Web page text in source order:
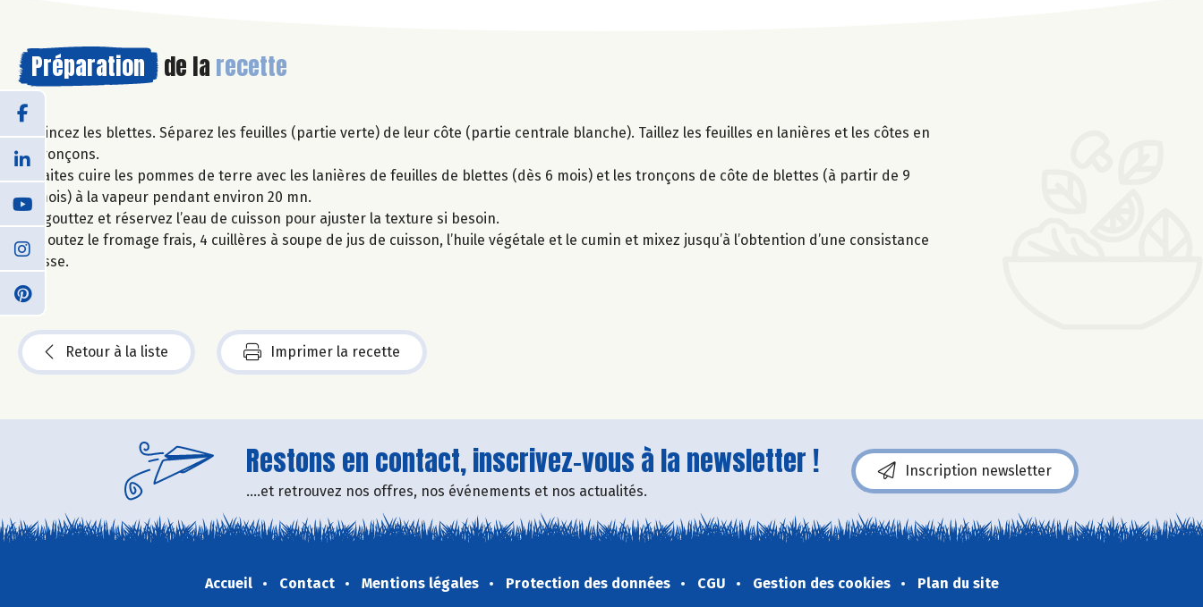
Préparation de la recette
Rincez les blettes. Séparez les feuilles (partie verte) de leur côte (partie centrale blanche). Taillez les feuilles en lanières et les côtes en
tronçons.
Faites cuire les pommes de terre avec les lanières de feuilles de blettes (dès 6 mois) et les tronçons de côte de blettes (à partir de 9
mois) à la vapeur pendant environ 20 mn.
Egouttez et réservez l’eau de cuisson pour ajuster la texture si besoin.
Ajoutez le fromage frais, 4 cuillères à soupe de jus de cuisson, l’huile végétale et le cumin et mixez jusqu’à l’obtention d’une consistance
lisse.
Retour à la liste Imprimer la recette
Restons en contact, inscrivez-vous à la newsletter !
....et retrouvez nos offres, nos événements et nos actualités.
Inscription newsletter
Accueil Contact Mentions légales Protection des données CGU Gestion des cookies Plan du site